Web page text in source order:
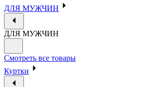
ДЛЯ МУЖЧИН
ДЛЯ МУЖЧИН
Смотреть все товары
Куртки